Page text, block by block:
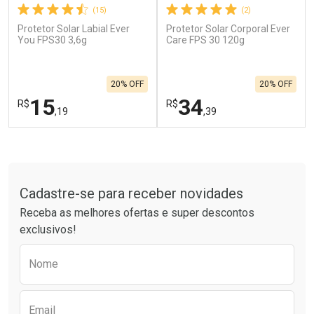
Ativar Desconto
Por R$ 664,02/cada
Ativar Desconto
Por R$ 454,71/cada
(15)
Protetor Solar Labial Ever
You FPS30 3,6g
R$15,19
20% OFF
Laboratório
Por Menos
(2)
Protetor Solar Corporal Ever
Care FPS 30 120g
R$34,39
20% OFF
Laboratório
Por Menos
Cadastre-se para receber novidades
Receba as melhores ofertas e super descontos
exclusivos!
Nome
Email